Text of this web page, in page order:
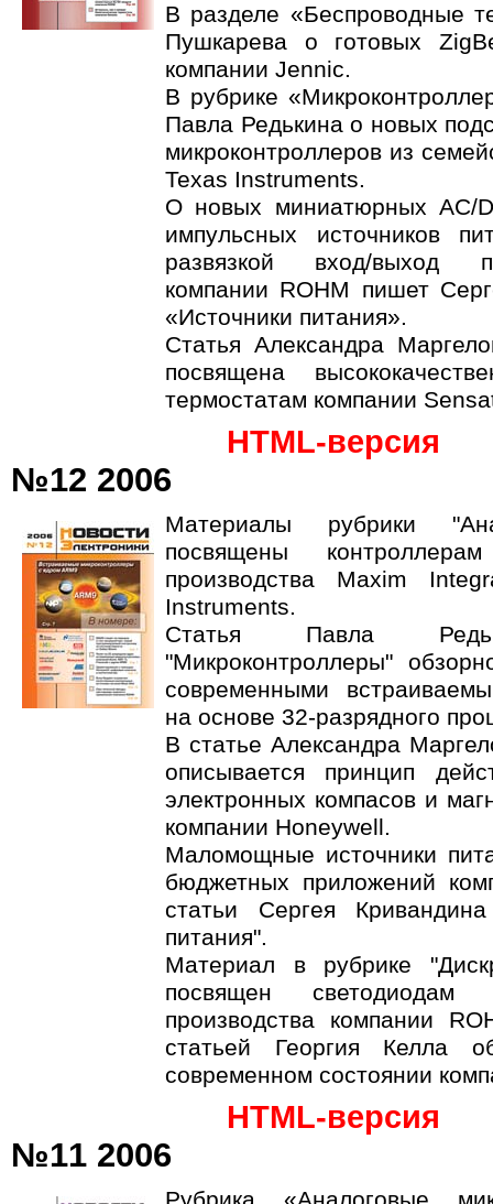
В разделе «Беспроводные
Пушкарева о готовых
компании Jennic.
В рубрике
Павла Редькина о новых
микроконтроллеров из
Texas Instruments.
О новых миниатюрных AC/
импульсных источников
развязкой вход/выход
компании ROHM пишет
«Источники питания».
Статья Александра
посвящена
термостатам компании
HTML-версия
№12 2006
Материалы рубрики
посвящены
производства Maxim
Instruments.
Статья Павла
"Микроконтроллеры"
современными
на основе 32-разрядного
В статье Александра
описывается принцип
электронных компасов и
компании Honeywell.
Маломощные источники
бюджетных приложений
статьи Сергея
питания".
Материал в рубрике
посвящен светодиодам
производства компании
статьей Георгия Келла
современном состоянии
HTML-версия
№11 2006